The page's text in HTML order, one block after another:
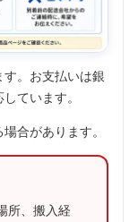
。お支払いは銀
ています。
合があります。
所、搬入経